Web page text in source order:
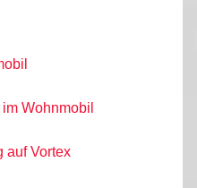
Wohnmobil
auf Vortex